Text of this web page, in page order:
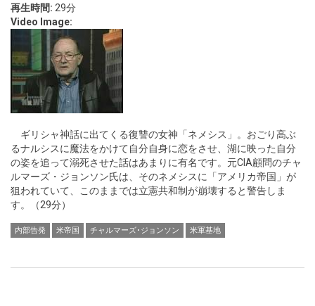
再生時間: 29分
Video Image:
ギリシャ神話に出てくる復讐の女神「ネメシス」。おごり高ぶ
るナルシスに魔法をかけて自分自身に恋をさせ、湖に映った自分
の姿を追って溺死させた話はあまりに有名です。元CIA顧問のチャ
ルマーズ・ジョンソン氏は、そのネメシスに「アメリカ帝国」が
狙われていて、このままでは立憲共和制が崩壊すると警告しま
す。（29分）
内部告発 米帝国 チャルマーズ･ジョンソン 米軍基地